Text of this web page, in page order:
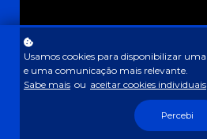
Usamos cookies para disponibilizar
e uma comunicação mais relevante.
Sabe mais ou aceitar cookies individuais
Percebi